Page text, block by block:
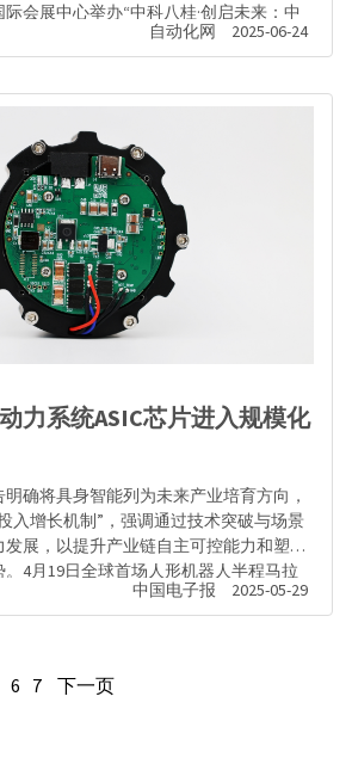
会展中心举办“中科八桂·创启未来：中
技成果入桂转化活动”，架设科技成果转化
自动化网 2025-06-24
力系统ASIC芯片进入规模化
确将具身智能列为未来产业培育方向，
入增长机制”，强调通过技术突破与场景
展，以提升产业链自主可控能力和塑造
4月19日全球首场人形机器人半程马拉
过本次比赛，机器人产业发展需要重点解
明确。例如出现关节过热导致性能衰减
中国电子报 2025-05-29
6 7 下一页